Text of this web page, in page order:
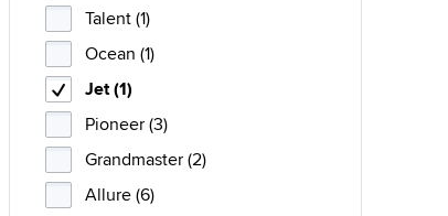
Talent (1)
Ocean (1)
Jet (1)
Pioneer (3)
Grandmaster (2)
Allure (6)